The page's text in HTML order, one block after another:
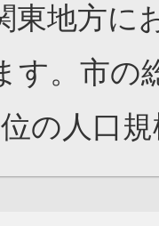
東地方に
す。市の
の人口